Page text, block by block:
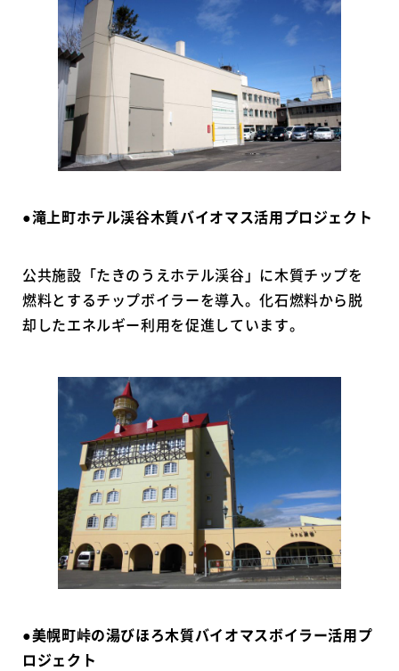
●滝上町ホテル渓谷木質バイオマス活用プロジェクト
公共施設「たきのうえホテル渓谷」に木質チップを
燃料とするチップボイラーを導入。化石燃料から脱
却したエネルギー利用を促進しています。
●美幌町峠の湯びほろ木質バイオマスボイラー活用プ
ロジェクト